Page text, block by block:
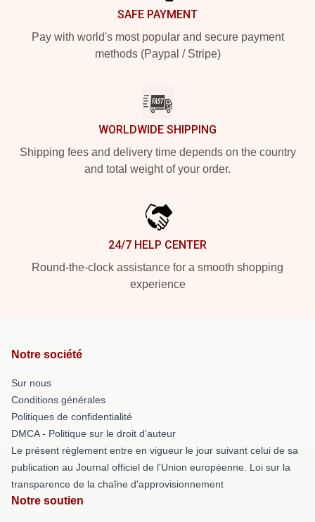
SAFE PAYMENT
Pay with world's most popular and secure payment
methods (Paypal / Stripe)
WORLDWIDE SHIPPING
Shipping fees and delivery time depends on the country
and total weight of your order.
24/7 HELP CENTER
Round-the-clock assistance for a smooth shopping
experience
Notre société
Sur nous
Conditions générales
Politiques de confidentialité
DMCA - Politique sur le droit d'auteur
Le présent règlement entre en vigueur le jour suivant celui de sa
publication au Journal officiel de l'Union européenne. Loi sur la
transparence de la chaîne d'approvisionnement
Notre soutien